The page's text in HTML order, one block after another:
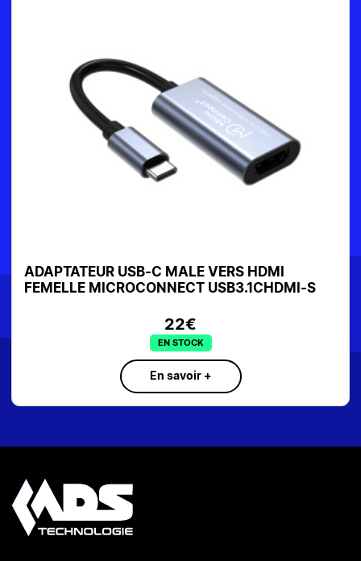
ADAPTATEUR USB-C MALE VERS HDMI
FEMELLE MICROCONNECT USB3.1CHDMI-S
22€
EN STOCK
En savoir +